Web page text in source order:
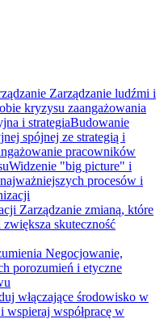
Zarządzanie ludźmi i
kryzysu zaangażowania
i strategiaBudowanie
spójnej ze strategią i
pracowników
Widzenie "big picture" i
procesów i
Zarządzanie zmianą, które
skuteczność
Negocjowanie,
porozumień i etyczne
włączające środowisko w
wspieraj współpracę w